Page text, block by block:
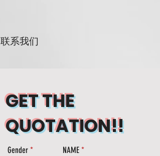
联系我们
GET THE
QUOTATION!!
Gender NAME